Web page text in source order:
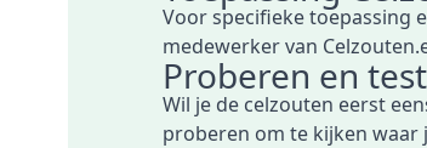
Voor specifieke toepassing
medewerker van
Proberen en
Wil je de celzouten eerst
proberen om te kijken waar